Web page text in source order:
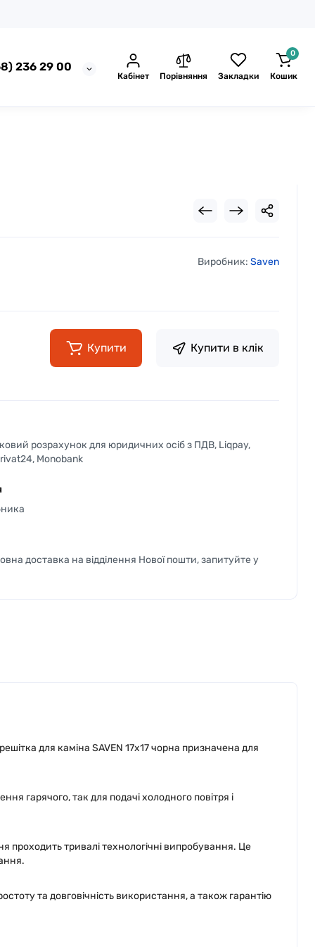
236 29 00
Кабінет Порівняння Закладки
0
Кошик
Виробник: Saven
Купити Купити в клік
розрахунок для юридичних осіб з ПДВ, Liqpay,
Monobank
доставка на відділення Нової пошти, запитуйте у
для каміна SAVEN 17х17 чорна призначена для
гарячого, так для подачі холодного повітря і
проходить тривалі технологічні випробування. Це
та довговічність використання, а також гарантію